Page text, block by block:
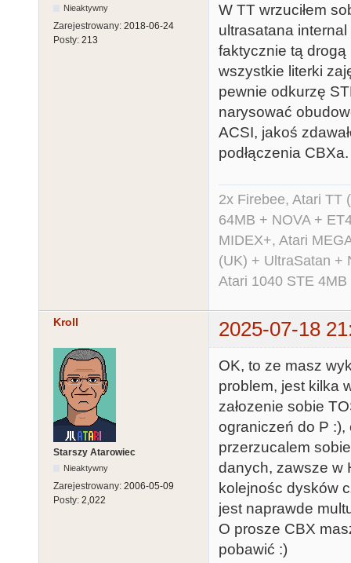
Nieaktywny
Zarejestrowany: 2018-06-24
Posty: 213
W TT wrzuciłem
ultrasatana
faktycznie tą drogą
wszystkie literki
pewnie odkurzę
narysować
ACSI, jakoś
podłączenia
2x Firebee, Atari TT
64MB + NOVA +
MIDEX+, Atari
(UK) + UltraSatan +
Atari 1040 STE
Kroll 2025-07-18
Starszy Atarowiec
Nieaktywny
Zarejestrowany: 2006-05-09
Posty: 2,022
OK, to ze masz
problem, jest kilka
załozenie sobie
ograniczeń do P
przerzucalem
danych, zawsze w
kolejnośc dysków
jest naprawde
O prosze CBX
pobawić :)